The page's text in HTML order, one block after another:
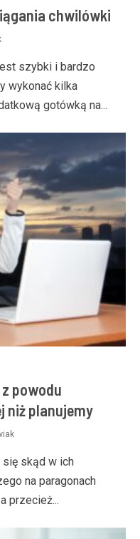
chwilówki
szybki i bardzo
wykonać kilka
gotówką na...
powodu
niż planujemy
skąd w ich
na paragonach
przecież...